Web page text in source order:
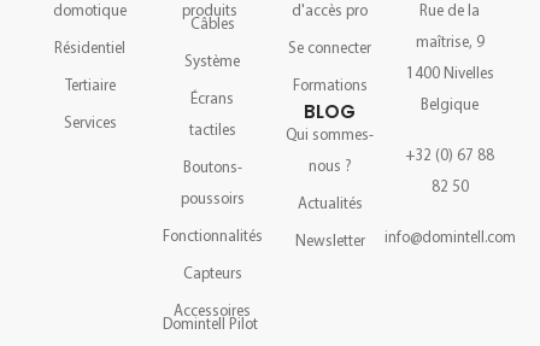
domotique
Résidentiel
Tertiaire
Services
produits
Câbles
Système
Écrans
tactiles
Boutons-
poussoirs
Fonctionnalités
Capteurs
Accessoires
Domintell Pilot
d'accès pro
Se connecter
Formations
BLOG
Qui sommes-
nous ?
Actualités
Newsletter
Rue de la
maîtrise, 9
1400 Nivelles
Belgique
+32 (0) 67 88
82 50
info@domintell.com